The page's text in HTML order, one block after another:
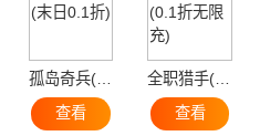
孤岛奇兵(末日0.1折)
查看
查看